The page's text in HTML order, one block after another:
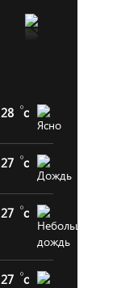
28 c
27 c
27 c
27 c